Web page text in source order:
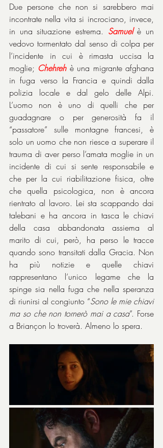
Due persone che non si sarebbero mai
incontrate nella vita si incrociano, invece,
in una situazione estrema. Samuel è un
vedovo tormentato dal senso di colpa per
l’incidente in cui è rimasta uccisa la
moglie; Chehreh è una migrante afghana
in fuga verso la Francia e quindi dalla
polizia locale e dal gelo delle Alpi.
L’uomo non è uno di quelli che per
guadagnare o per generosità fa il
“passatore” sulle montagne francesi, è
solo un uomo che non riesce a superare il
trauma di aver perso l’amata moglie in un
incidente di cui si sente responsabile e
che per la cui riabilitazione fisica, oltre
che quella psicologica, non è ancora
rientrato al lavoro. Lei sta scappando dai
talebani e ha ancora in tasca le chiavi
della casa abbandonata assiema al
marito di cui, però, ha perso le tracce
quando sono transitati dalla Gracia. Non
ha più notizie e quelle chiavi
rappresentano l’unico legame che la
spinge sia nella fuga che nella speranza
di riunirsi al congiunto “Sono le mie chiavi
ma so che non tornerò mai a casa”. Forse
a Briançon lo troverà. Almeno lo spera.